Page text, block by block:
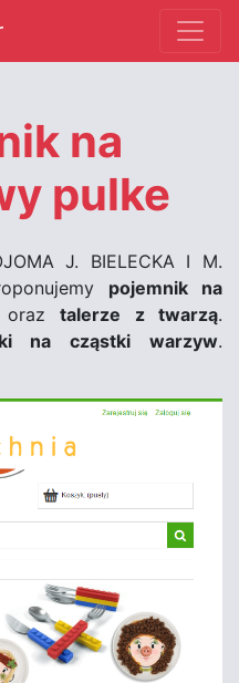
na
pulke
J. BIELECKA I M.
pojemnik na
talerze z twarzą.
na cząstki warzyw.